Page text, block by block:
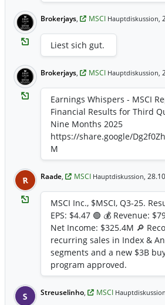
Brokerjays, MSCI Hauptdiskussion,
Liest sich gut.
Brokerjays, MSCI Hauptdiskussion,
Earnings Whispers - MSCI
Financial Results for Third
Nine Months 2025
https://share.google/
M
R Raade, MSCI Hauptdiskussion,
MSCI Inc., $MSCI, Q3-25.
EPS: $4.47 🟢 💰 Revenue:
Net Income: $325.4M 🔎
recurring sales in Index &
segments and a new $3B
program approved.
S Streuselinho, MSCI